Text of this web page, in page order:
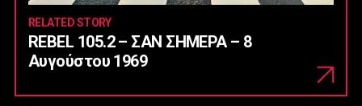
RELATED STORY
REBEL 105.2 – ΣΑΝ ΣΗΜΕΡΑ – 8
Αυγούστου 1969